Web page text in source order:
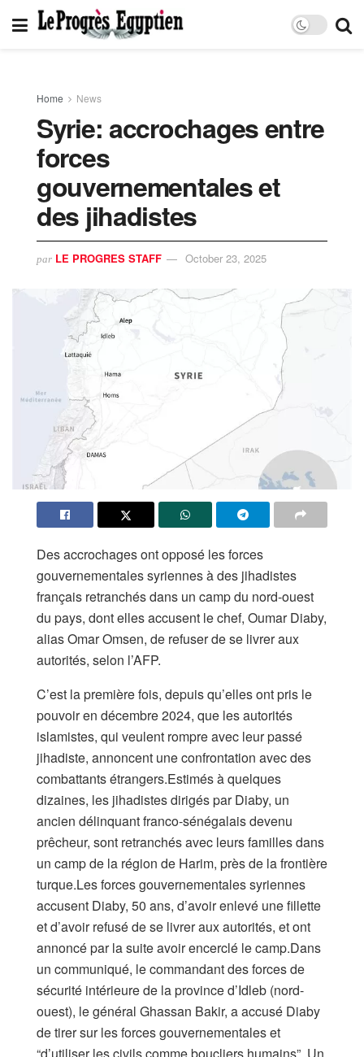
Home News
Syrie: accrochages entre
forces
gouvernementales et
des jihadistes
par LE PROGRES STAFF October 23, 2025
Des accrochages ont opposé les forces
gouvernementales syriennes à des jihadistes
français retranchés dans un camp du nord-ouest
du pays, dont elles accusent le chef, Oumar Diaby,
alias Omar Omsen, de refuser de se livrer aux
autorités, selon l’AFP.
C’est la première fois, depuis qu’elles ont pris le
pouvoir en décembre 2024, que les autorités
islamistes, qui veulent rompre avec leur passé
jihadiste, annoncent une confrontation avec des
combattants étrangers.Estimés à quelques
dizaines, les jihadistes dirigés par Diaby, un
ancien délinquant franco-sénégalais devenu
prêcheur, sont retranchés avec leurs familles dans
un camp de la région de Harim, près de la frontière
turque.Les forces gouvernementales syriennes
accusent Diaby, 50 ans, d’avoir enlevé une fillette
et d’avoir refusé de se livrer aux autorités, et ont
annoncé par la suite avoir encerclé le camp.Dans
un communiqué, le commandant des forces de
sécurité intérieure de la province d’Idleb (nord-
ouest), le général Ghassan Bakir, a accusé Diaby
de tirer sur les forces gouvernementales et
“d’utiliser les civils comme boucliers humains” .Un